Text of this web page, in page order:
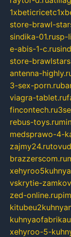
store-brawl-
sindika-01.rusp-
e-abis-1-c.ru
store-
antenna-
3-sex-porn.ru
viagra-tablet.ru
fincontech.ru
rebus-toys.ru
medsprawo-4-
zajmy24.ru
brazzerscom.ru
vskrytie-
zed-online.ru
xehyroo-5-